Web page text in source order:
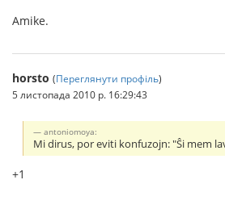
Amike.
horsto (Переглянути профіль)
5 листопада 2010 р. 16:29:43
antoniomoya:
Mi dirus, por eviti konfuzojn: "Ŝi mem
+1